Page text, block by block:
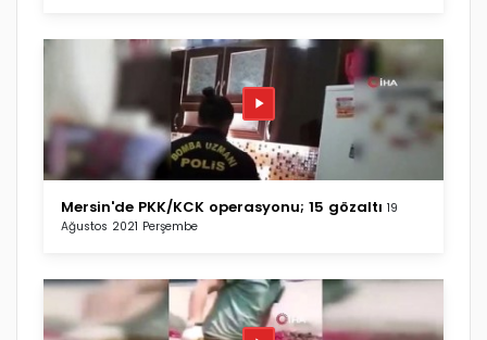
Mersin'de PKK/KCK operasyonu; 15 gözaltı 19
Ağustos 2021 Perşembe